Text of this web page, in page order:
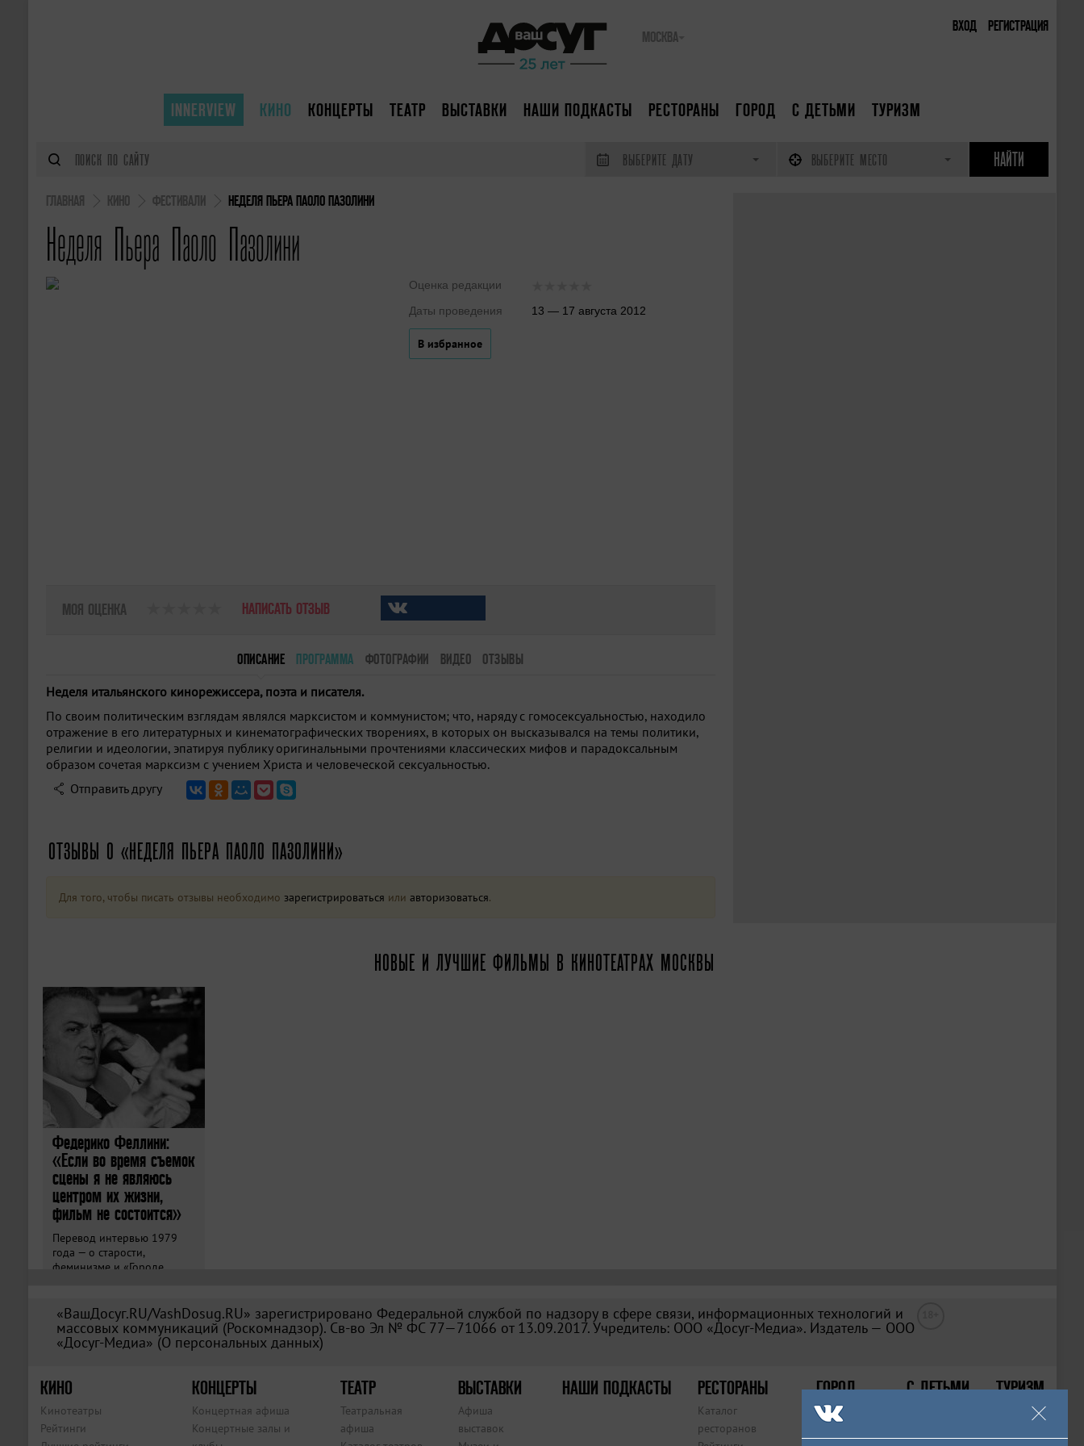
ВХОД РЕГИСТРАЦИЯ
МОСКВА
INNERVIEW КИНО КОНЦЕРТЫ ТЕАТР ВЫСТАВКИ НАШИ ПОДКАСТЫ РЕСТОРАНЫ ГОРОД С ДЕТЬМИ ТУРИЗМ
ВЫБЕРИТЕ ДАТУ ВЫБЕРИТЕ МЕСТО
ГЛАВНАЯ КИНО ФЕСТИВАЛИ НЕДЕЛЯ ПЬЕРА ПАОЛО ПАЗОЛИНИ
Неделя Пьера Паоло Пазолини
Оценка редакции
Даты проведения
13 — 17 августа 2012
В избранное
МОЯ ОЦЕНКА НАПИСАТЬ ОТЗЫВ
ОПИСАНИЕ ПРОГРАММА ФОТОГРАФИИ ВИДЕО ОТЗЫВЫ
Неделя итальянского кинорежиссера, поэта и писателя.
По своим политическим взглядам являлся марксистом и коммунистом; что, наряду с гомосексуальностью, находило
отражение в его литературных и кинематографических творениях, в которых он высказывался на темы политики,
религии и идеологии, эпатируя публику оригинальными прочтениями классических мифов и парадоксальным
образом сочетая марксизм с учением Христа и человеческой сексуальностью.
Отправить другу
ОТЗЫВЫ О «НЕДЕЛЯ ПЬЕРА ПАОЛО ПАЗОЛИНИ»
Для того, чтобы писать отзывы необходимо зарегистрироваться или авторизоваться.
НОВЫЕ И ЛУЧШИЕ ФИЛЬМЫ В КИНОТЕАТРАХ МОСКВЫ
Федерико Феллини:
«Если во время съемок
сцены я не являюсь
центром их жизни,
фильм не состоится»
Перевод интервью 1979
года — о старости,
феминизме и «Городе
«ВашДосуг.RU/VashDosug.RU» зарегистрировано Федеральной службой по надзору в сфере связи, информационных технологий и
массовых коммуникаций (Роскомнадзор). Св-во Эл № ФС 77—71066 от 13.09.2017. Учредитель: ООО «Досуг-Медиа». Издатель — ООО
«Досуг-Медиа» (О персональных данных)
КИНО
Кинотеатры
Рейтинги
КОНЦЕРТЫ
Концертная афиша
Концертные залы и
ТЕАТР
Театральная
афиша
ВЫСТАВКИ
Афиша
выставок
НАШИ ПОДКАСТЫ РЕСТОРАНЫ
Каталог
ресторанов
ГОРОД
Места
С ДЕТЬМИ ТУРИЗМ